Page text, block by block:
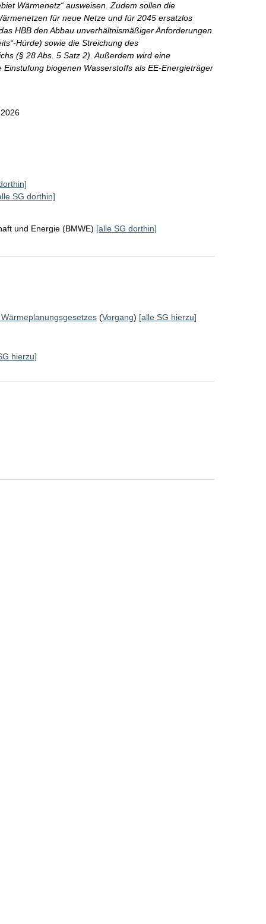
Wärmenetz“ ausweisen. Zudem sollen die
für neue Netze und für 2045 ersatzlos
HBB den Abbau unverhältnismäßiger Anforderungen
Hürde) sowie die Streichung des
(§ 28 Abs. 5 Satz 2). Außerdem wird eine
biogenen Wasserstoffs als EE-Energieträger
SG dorthin]
und Energie (BMWE) [alle SG dorthin]
(Vorgang) [alle SG hierzu]
hierzu]